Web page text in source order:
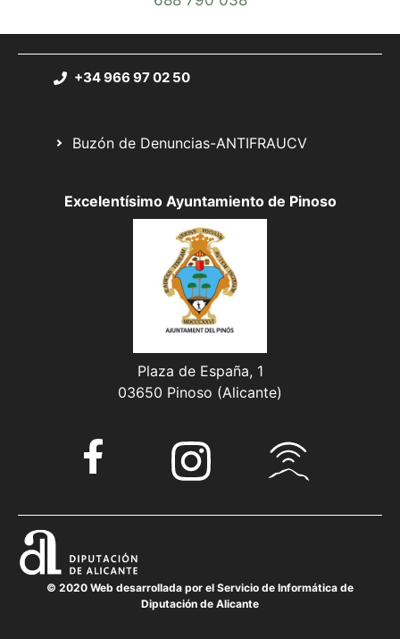
+34 966 97 02 50
Buzón de Denuncias-ANTIFRAUCV
Excelentísimo Ayuntamiento de Pinoso
Plaza de España, 1
03650 Pinoso (Alicante)
© 2020 Web desarrollada por el Servicio de Informática de
Diputación de Alicante